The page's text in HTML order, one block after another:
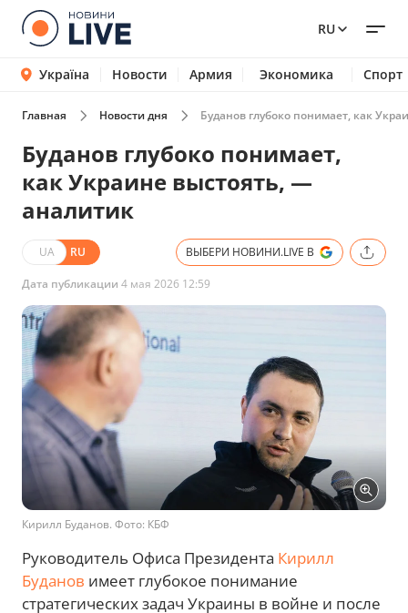
RU
Україна Новости Армия Экономика Спорт
Главная Новости дня Буданов глубоко понимает, как
Буданов глубоко понимает,
как Украине выстоять, —
аналитик
UA RU ВЫБЕРИ НОВИНИ.LIVE В
Дата публикации 4 мая 2026 12:59
Кирилл Буданов. Фото: КБФ
Руководитель Офиса Президента Кирилл
Буданов имеет глубокое понимание
стратегических задач Украины в войне и после